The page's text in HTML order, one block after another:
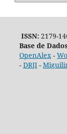
ISSN:2179-
Base de
OpenAlex-
- DRJI-